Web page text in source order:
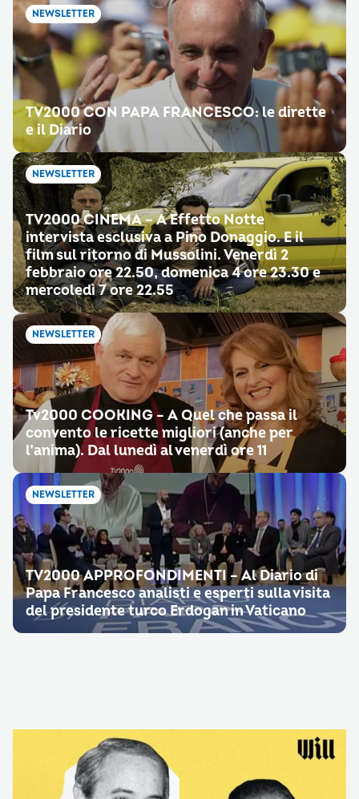
NEWSLETTER
TV2000 CON PAPA FRANCESCO: le dirette
e il Diario
NEWSLETTER
TV2000 CINEMA – A Effetto Notte
intervista esclusiva a Pino Donaggio. E il
film sul ritorno di Mussolini. Venerdì 2
febbraio ore 22.50, domenica 4 ore 23.30 e
mercoledì 7 ore 22.55
NEWSLETTER
Tv2000 COOKING – A Quel che passa il
convento le ricette migliori (anche per
l’anima). Dal lunedì al venerdì ore 11
NEWSLETTER
TV2000 APPROFONDIMENTI – Al Diario di
Papa Francesco analisti e esperti sulla visita
del presidente turco Erdogan in Vaticano